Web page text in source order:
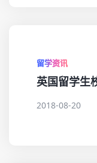
留学资讯
英国留学生
2018-08-20